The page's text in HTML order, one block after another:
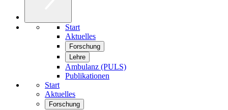
Start
Aktuelles
Forschung
Lehre
Ambulanz (PULS)
Publikationen
Start
Aktuelles
Forschung